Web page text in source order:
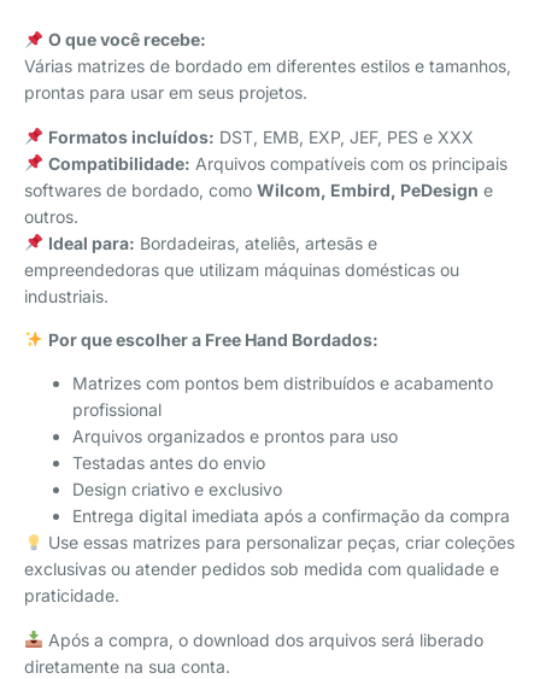
O que você recebe:
Várias matrizes de bordado em diferentes estilos e tamanhos,
prontas para usar em seus projetos.
Formatos incluídos: DST, EMB, EXP, JEF, PES e XXX
Compatibilidade: Arquivos compatíveis com os principais
softwares de bordado, como Wilcom, Embird, PeDesign e
outros.
Ideal para: Bordadeiras, ateliês, artesãs e
empreendedoras que utilizam máquinas domésticas ou
industriais.
Por que escolher a Free Hand Bordados:
Matrizes com pontos bem distribuídos e acabamento
profissional
Arquivos organizados e prontos para uso
Testadas antes do envio
Design criativo e exclusivo
Entrega digital imediata após a confirmação da compra
Use essas matrizes para personalizar peças, criar coleções
exclusivas ou atender pedidos sob medida com qualidade e
praticidade.
Após a compra, o download dos arquivos será liberado
diretamente na sua conta.